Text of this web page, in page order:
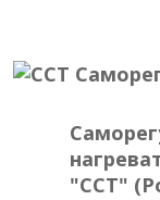
"ССТ"